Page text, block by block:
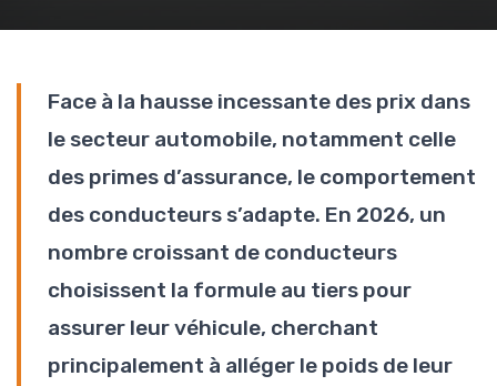
Face à la hausse incessante des prix dans
le secteur automobile, notamment celle
des primes d’assurance, le comportement
des conducteurs s’adapte. En 2026, un
nombre croissant de conducteurs
choisissent la formule au tiers pour
assurer leur véhicule, cherchant
principalement à alléger le poids de leur